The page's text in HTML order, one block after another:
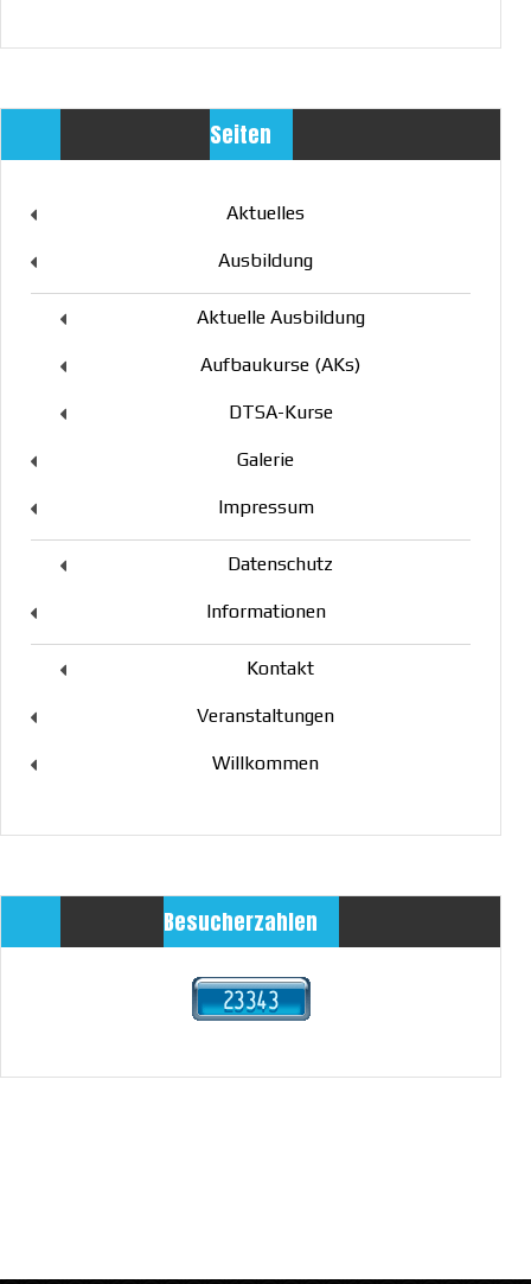
Seiten
Aktuelles
Ausbildung
Aktuelle Ausbildung
Aufbaukurse (AKs)
DTSA-Kurse
Galerie
Impressum
Datenschutz
Informationen
Kontakt
Veranstaltungen
Willkommen
Besucherzahlen